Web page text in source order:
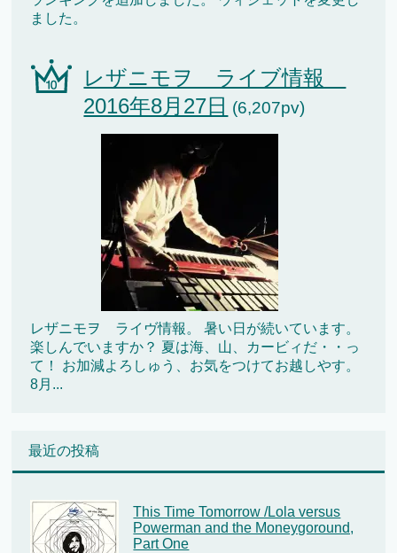
ました。
レザニモヲ ライブ情報
2016年8月27日 (6,207pv)
レザニモヲ ライヴ情報。 暑い日が続いています。
楽しんでいますか？ 夏は海、山、カービィだ・・っ
て！ お加減よろしゅう、お気をつけてお越しやす。
8月...
最近の投稿
This Time Tomorrow /Lola versus
Powerman and the Moneygoround,
Part One